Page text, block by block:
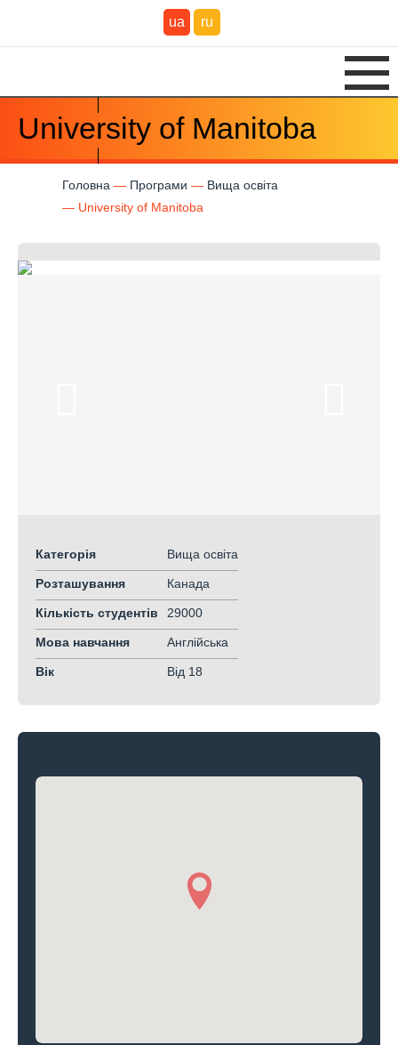
ua ru
University of Manitoba
Головна Програми
Вища освіта
University of Manitoba
Категорія Вища освіта
Розташування Канада
Кількість студентів 29000
Мова навчання Англійська
Вік Від 18